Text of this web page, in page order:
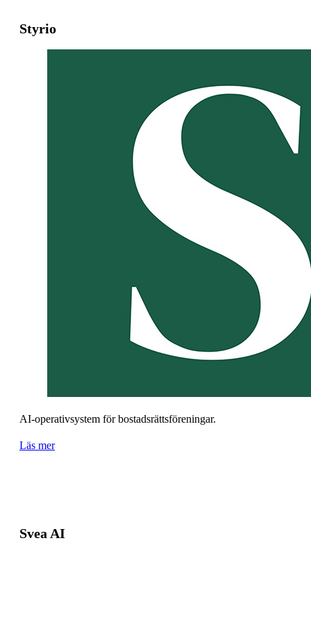
Styrio
AI-operativsystem för bostadsrättsföreningar.
Läs mer
Svea AI